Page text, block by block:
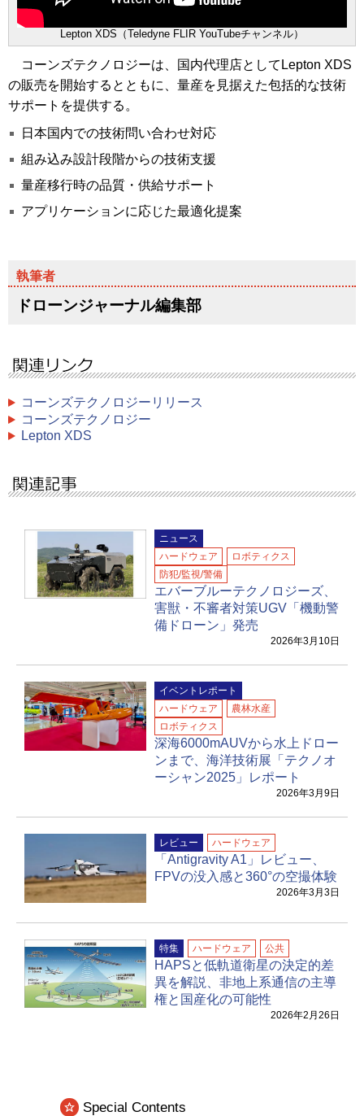
Lepton XDS（Teledyne FLIR YouTubeチャンネル）
コーンズテクノロジーは、国内代理店としてLepton XDS
の販売を開始するとともに、量産を見据えた包括的な技術
サポートを提供する。
日本国内での技術問い合わせ対応
組み込み設計段階からの技術支援
量産移行時の品質・供給サポート
アプリケーションに応じた最適化提案
ドローンジャーナル編集部
コーンズテクノロジーリリース
コーンズテクノロジー
Lepton XDS
ニュース
ハードウェア
ロボティクス
防犯/監視/警備
エバーブルーテクノロジーズ、
害獣・不審者対策UGV「機動警
備ドローン」発売
2026年3月10日
イベントレポート
ハードウェア
農林水産
ロボティクス
深海6000mAUVから水上ドロー
ンまで、海洋技術展「テクノオ
ーシャン2025」レポート
2026年3月9日
レビュー ハードウェア
「Antigravity A1」レビュー、
FPVの没入感と360°の空撮体験
2026年3月3日
特集 ハードウェア 公共
HAPSと低軌道衛星の決定的差
異を解説、非地上系通信の主導
権と国産化の可能性
2026年2月26日
Special Contents